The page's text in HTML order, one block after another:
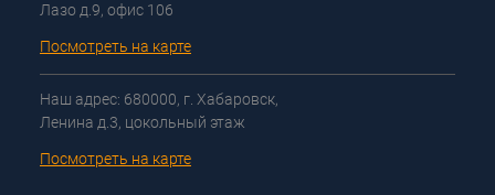
Лазо д.9, офис 106
Посмотреть на карте
Наш адрес: 680000, г. Хабаровск,
Ленина д.3, цокольный этаж
Посмотреть на карте